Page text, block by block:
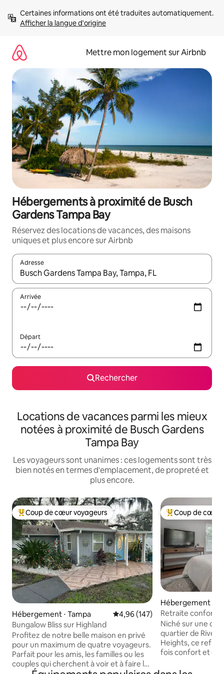
directement
Afficher la langue d'origine
Mettre mon logement sur Airbnb
Hébergements à proximité de Busch
Gardens Tampa Bay
Réservez des locations de vacances, des maisons
uniques et plus encore sur Airbnb
Adresse
Lorsque les résultats s'affichent, utilisez les flèches vers le
Arrivée
Départ
Rechercher
Locations de vacances parmi les mieux
notées à proximité de Busch Gardens
Tampa Bay
Les voyageurs sont unanimes : ces logements sont très
bien notés en termes d'emplacement, de propreté et
plus encore.
Coups de cœur voyageurs les plus appréciés
Coup de cœur voyageurs
Hébergement ⋅ Tampa Évaluation moyenne sur la
4,96 (147)
Bungalow Bliss sur Highland
Profitez de notre belle maison en privé
pour un maximum de quatre voyageurs.
Parfait pour les amis, les familles ou les
couples qui cherchent à voir et à faire le
Coups de cœur
Coup de cœur
Hébergement ⋅
Retraite
•Seminole
Niché sur une
quartier de
Heights, ce
fois confort et
l’aéroport